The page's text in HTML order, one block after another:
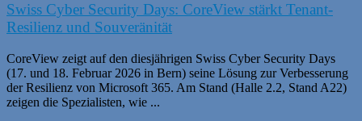
Swiss Cyber Security Days: CoreView stärkt Tenant-
Resilienz und Souveränität
CoreView zeigt auf den diesjährigen Swiss Cyber Security Days
(17. und 18. Februar 2026 in Bern) seine Lösung zur Verbesserung
der Resilienz von Microsoft 365. Am Stand (Halle 2.2, Stand A22)
zeigen die Spezialisten, wie ...